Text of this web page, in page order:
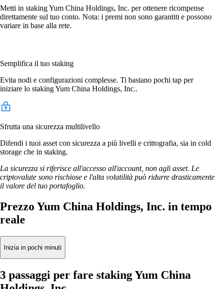
Metti in staking Yum China Holdings, Inc. per ottenere ricompense
direttamente sul tuo conto. Nota: i premi non sono garantiti e possono
variare in base alla rete.
Semplifica il tuo staking
Evita nodi e configurazioni complesse. Ti bastano pochi tap per
iniziare lo staking Yum China Holdings, Inc..
Sfrutta una sicurezza multilivello
Difendi i tuoi asset con sicurezza a più livelli e crittografia, sia in cold
storage che in staking.
La sicurezza si riferisce all'accesso all'account, non agli asset. Le
criptovalute sono rischiose e l'alta volatilità può ridurre drasticamente
il valore del tuo portafoglio.
Prezzo Yum China Holdings, Inc. in tempo
reale
Inizia in pochi minuti
3 passaggi per fare staking Yum China